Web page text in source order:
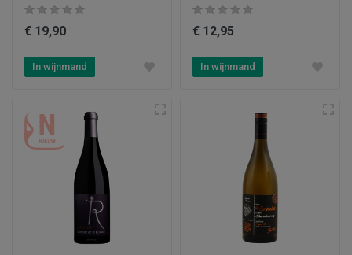
€ 19,90
In wijnmand
€ 12,95
In wijnmand